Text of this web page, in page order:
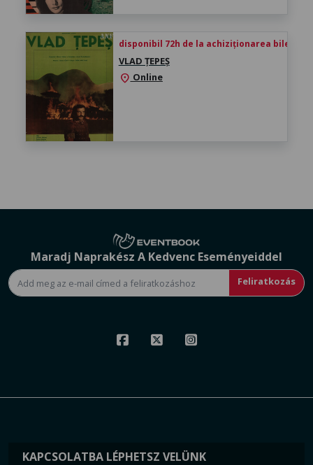
disponibil 72h de la achiziționarea biletului
VLAD ȚEPEȘ
location_on Online
Maradj Naprakész A Kedvenc Eseményeiddel
Feliratkozás
KAPCSOLATBA LÉPHETSZ VELÜNK